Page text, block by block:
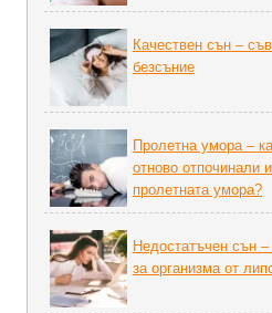
Качествен сън –
безсъние
Пролетна умора –
отново отпочинали
пролетната умора?
Недостатъчен сън
за организма от